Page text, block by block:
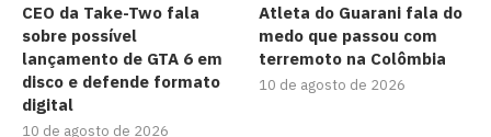
CEO da Take-Two fala
sobre possível
lançamento de GTA 6 em
disco e defende formato
digital
10 de agosto de 2026
Atleta do Guarani fala do
medo que passou com
terremoto na Colômbia
10 de agosto de 2026